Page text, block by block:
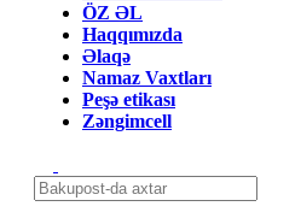
ÖZ ƏL
Haqqımızda
Əlaqə
Namaz Vaxtları
Peşə etikası
Zəngimcell